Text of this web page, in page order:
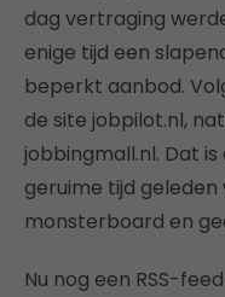
dag vertraging
enige tijd een
beperkt aanbod.
de site jobpilot.nl,
jobbingmall.nl. Dat
geruime tijd
monsterboard en
Nu nog een RSS-